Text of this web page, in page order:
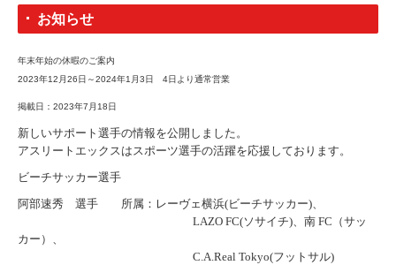
お知らせ
年末年始の休暇のご案内
2023年12月26日～2024年1月3日 4日より通常営業
掲載日：2023年7月18日
新しいサポート選手の情報を公開しました。
アスリートエックスはスポーツ選手の活躍を応援しております。
ビーチサッカー選手
阿部速秀 選手 所属：レーヴェ横浜(ビーチサッカー)、
LAZO FC(ソサイチ)、南 FC（サッ
カー）、
C.A.Real Tokyo(フットサル)